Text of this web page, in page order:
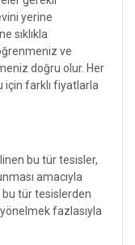
yerine
sıklıkla
ve
doğru olur. Her
farklı fiyatlarla
bu tür tesisler,
amacıyla
tür tesislerden
fazlasıyla